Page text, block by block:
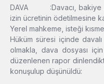
DAVA :Davacı, bakiye
izin ücretinin ödetilmesine
Yerel mahkeme, isteği
Hüküm süresi içinde
olmakla, dava dosyası
düzenlenen rapor
konuşulup düşünüldü: